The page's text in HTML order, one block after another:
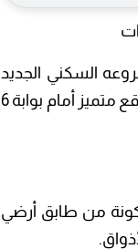
السكني الجديد
لعام 2025، “كمبوند أكاسيا”، والذي يقع بمنطقة المستثمرين الشمالية في موقع متميز أمام بوابة 6
مكونة من طابق أرضي